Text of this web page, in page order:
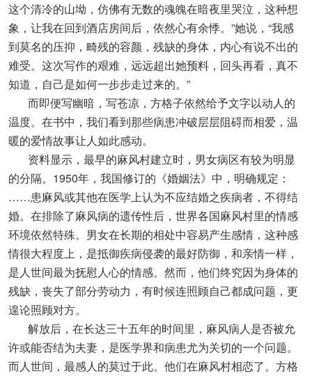
这个清冷的山坳，仿佛有无数的魂魄在暗夜里哭泣，这种想
象，让我在回到酒店房间后，依然心有余悸。”她说，“我感
到莫名的压抑，畸残的容颜，残缺的身体，内心有说不出的
难受。这次写作的艰难，远远超出她预料，回头再看，真不
知道，自己是如何一步步走过来的。”
而即便写幽暗，写苍凉，方格子依然给予文字以动人的
温度。在书中，我们看到那些病患冲破层层阻碍而相爱，温
暖的爱情故事让人如此感动。
资料显示，最早的麻风村建立时，男女病区有较为明显
的分隔。1950年，我国修订的《婚姻法》中，明确规定：
……患麻风或其他在医学上认为不应结婚之疾病者，不得结
婚。在排除了麻风病的遗传性后，世界各国麻风村里的情感
环境依然特殊。男女在长期的相处中容易产生感情，这种感
情很大程度上，是抵御疾病侵袭的最好防御，和亲情一样，
是人世间最为抚慰人心的情感。然而，他们终究因为身体的
残缺，丧失了部分劳动力，有时候连照顾自己都成问题，更
遑论照顾对方。
解放后，在长达三十五年的时间里，麻风病人是否被允
许或能否结为夫妻，是医学界和病患尤为关切的一个问题。
而人世间，最感人的莫过于此。他们在麻风村相恋了。方格